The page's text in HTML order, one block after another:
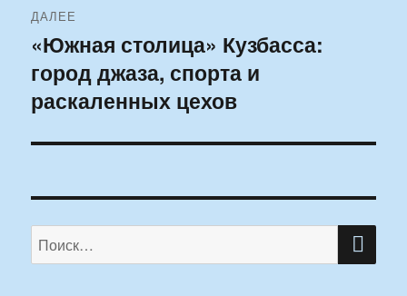
ДАЛЕЕ
Следующая
запись:
«Южная столица» Кузбасса:
город джаза, спорта и
раскаленных цехов
Искать: